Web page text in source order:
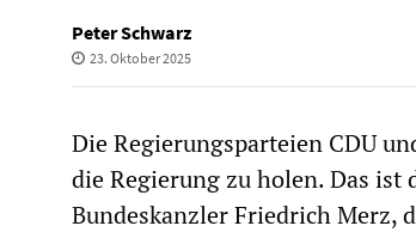
Peter Schwarz
23. Oktober 2025
Die Regierungsparteien CDU
die Regierung zu holen. Das
Bundeskanzler Friedrich Merz,